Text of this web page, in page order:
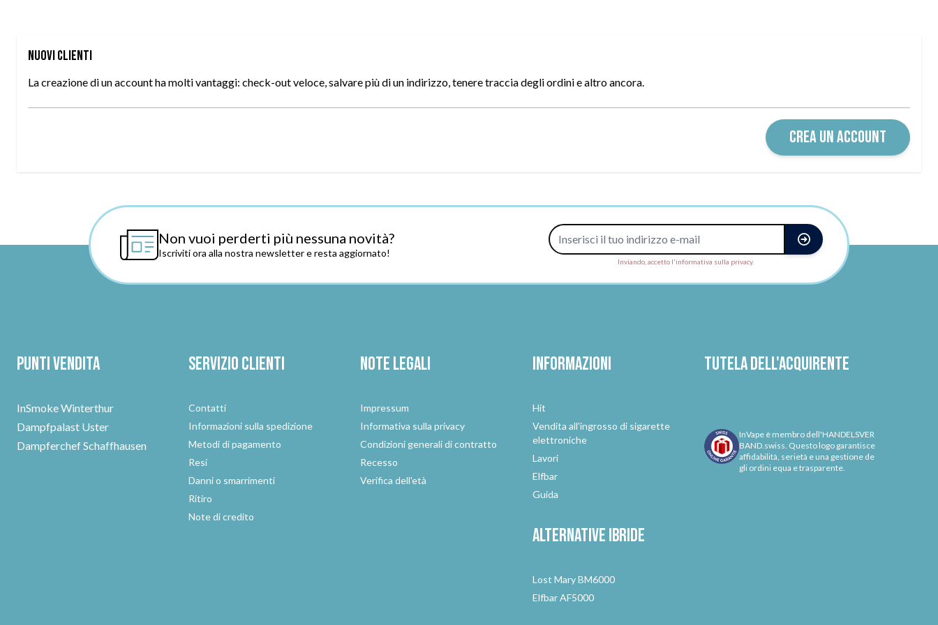
Nuovi Clienti
La creazione di un account ha molti vantaggi: check-out veloce, salvare più di un indirizzo, tenere traccia degli ordini e altro ancora.
CREA UN ACCOUNT
Non vuoi perderti più nessuna novità?
Iscriviti ora alla nostra newsletter e resta aggiornato!
Indirizzo e-mail
Inviando, accetto l'informativa sulla privacy.
Punti vendita
InSmoke Winterthur
Dampfpalast Uster
Dampferchef Schaffhausen
Servizio clienti
Contatti
Informazioni sulla spedizione
Metodi di pagamento
Resi
Danni o smarrimenti
Ritiro
Note di credito
Note legali
Impressum
Informativa sulla privacy
Condizioni generali di contratto
Recesso
Verifica dell'età
Informazioni
Hit
Vendita all'ingrosso di sigarette
elettroniche
Lavori
Elfbar
Guida
Alternativeibride
Lost Mary BM6000
Elfbar AF5000
Tutela dell'acquirente
InVape è membro dell'HANDELSVER
BAND.swiss. Questo logo garantisce
affidabilità, serietà e una gestione de
gli ordini equa e trasparente.